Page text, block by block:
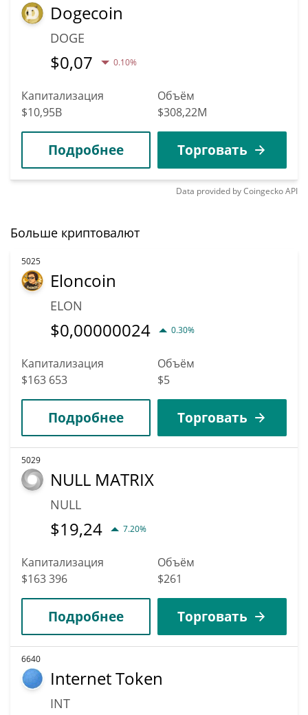
Dogecoin
DOGE
$0,07 0.10%
Капитализация
$10,95B
Объём
$308,22M
Подробнее Торговать
Data provided byCoingeckoAPI
Больше криптовалют
5025
Eloncoin
ELON
$0,00000024 0.30%
Капитализация
$163 653
Объём
$5
Подробнее Торговать
5029
NULL MATRIX
NULL
$19,24 7.20%
Капитализация
$163 396
Объём
$261
Подробнее Торговать
6640
Internet Token
INT